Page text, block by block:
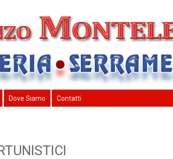
Dove Siamo Contatti